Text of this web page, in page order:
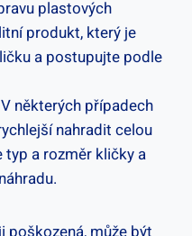
plastových
produkt, který je
a postupujte podle
některých případech
nahradit celou
typ a ⁤rozměr kličky a